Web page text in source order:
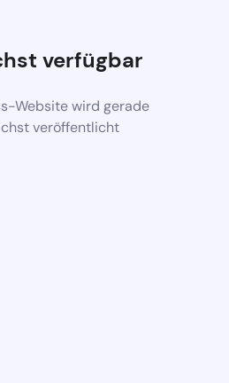
verfügbar
Website wird gerade
veröffentlicht